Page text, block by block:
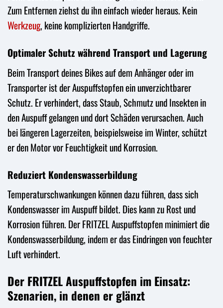
Zum Entfernen ziehst du ihn einfach wieder heraus. Kein
Werkzeug, keine komplizierten Handgriffe.
Optimaler Schutz während Transport und Lagerung
Beim Transport deines Bikes auf dem Anhänger oder im
Transporter ist der Auspuffstopfen ein unverzichtbarer
Schutz. Er verhindert, dass Staub, Schmutz und Insekten in
den Auspuff gelangen und dort Schäden verursachen. Auch
bei längeren Lagerzeiten, beispielsweise im Winter, schützt
er den Motor vor Feuchtigkeit und Korrosion.
Reduziert Kondenswasserbildung
Temperaturschwankungen können dazu führen, dass sich
Kondenswasser im Auspuff bildet. Dies kann zu Rost und
Korrosion führen. Der FRITZEL Auspuffstopfen minimiert die
Kondenswasserbildung, indem er das Eindringen von feuchter
Luft verhindert.
Der FRITZEL Auspuffstopfen im Einsatz:
Szenarien, in denen er glänzt